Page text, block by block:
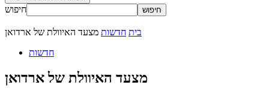
חיפוש
בית חדשות מצעד האיוולת של ארדואן
חדשות
מצעד האיוולת של ארדואן